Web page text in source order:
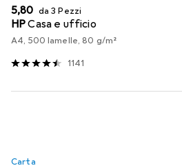
EUR
5,80 da 3 Pezzi
HPCasa e ufficio
A4, 500 lamelle, 80 g/m²
1141
Carta